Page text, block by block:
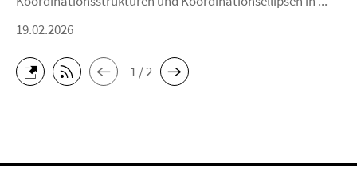
19.02.2026
1 / 2